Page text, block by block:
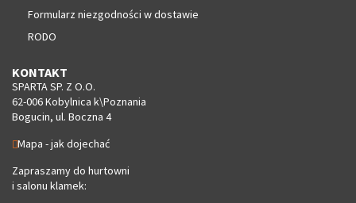
Formularz niezgodności w dostawie
RODO
KONTAKT
SPARTA SP. Z O.O.
62-006 Kobylnica k\Poznania
Bogucin, ul. Boczna 4
Mapa - jak dojechać
Zapraszamy do hurtowni
i salonu klamek: